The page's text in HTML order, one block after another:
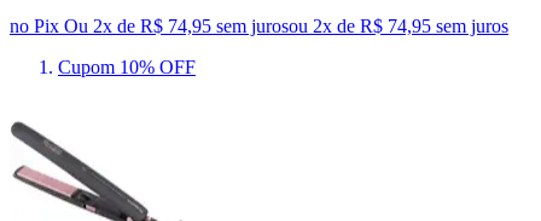
no Pix Ou 2x de R$ 74,95 sem jurosou 2x de R$ 74,95 sem juros
Cupom 10% OFF